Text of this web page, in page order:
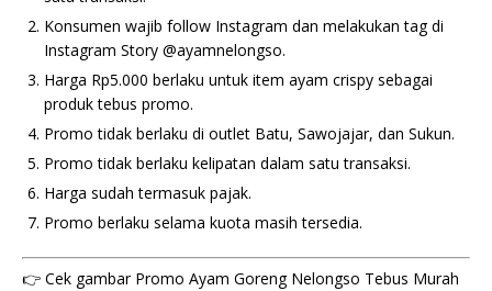
Konsumen wajib follow Instagram dan melakukan tag di
Instagram Story @ayamnelongso.
Harga Rp5.000 berlaku untuk item ayam crispy sebagai
produk tebus promo.
Promo tidak berlaku di outlet Batu, Sawojajar, dan Sukun.
Promo tidak berlaku kelipatan dalam satu transaksi.
Harga sudah termasuk pajak.
Promo berlaku selama kuota masih tersedia.
👉 Cek gambar Promo Ayam Goreng Nelongso Tebus Murah